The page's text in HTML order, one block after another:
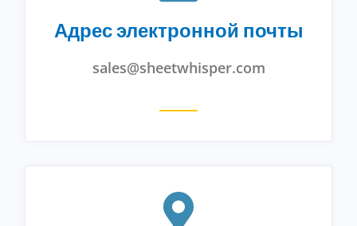
Адрес электронной почты
sales@sheetwhisper.com